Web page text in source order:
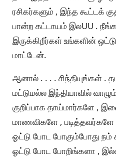
ரசிகர்களும் , இந்த கூட்டக்
பான்ற கட்டாயம் இலUU .
இருக்கிறீர்கள் உங்களின்
மாட்டேன்.
ஆனால் . . . . சிந்தியுங்கள் .
மட்டுமல்ல இந்தியாவில்
குறிப்பாக தாய்மார்களே ,
மாணவிகளே , படித்தவர்களே
ஓட்டு போட போகும்போது நம்
ஓட்டு போட போறிங்களா ,